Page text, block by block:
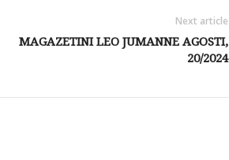
Next article
MAGAZETINI LEO JUMANNE AGOSTI,
20/2024